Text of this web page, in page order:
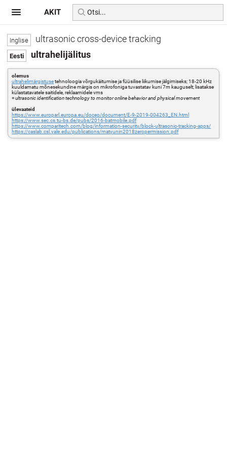
ultrasonic cross-device tracking
ultrahelijälitus
olemus
ultrahelimärgistusetehnoloogia võrgukäitumise ja füüsilise liikumise jälgimiseks; 18-20 kHz
kuuldamatu mõnesekundine märgis on mikrofoniga tuvastatav kuni 7m kauguselt; lisatakse
külastatavatele saitidele, reklaamidele vms
=ultrasonic identification technology to monitor online behavior and physical movement
ülevaateid
https://www.europarl.europa.eu/doceo/document/E-9-2019-004263_EN.html
https://www.sec.cs.tu-bs.de/pubs/2016-batmobile.pdf
https://www.comparitech.com/blog/information-security/block-ultrasonic-tracking-apps/
https://caslab.csl.yale.edu/publications/matyunin2018zeropermission.pdf
AKIT